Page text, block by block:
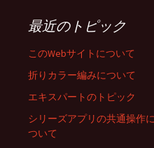
最近のトピック
このWebサイトについて
折りカラー編みについて
エキスパートのトピック
シリーズアプリの共通操作に
ついて